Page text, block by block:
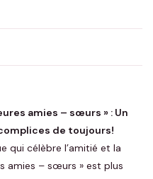
amies – sœurs » : Un
de toujours!
qui célèbre l’amitié et la
amies – sœurs » est plus